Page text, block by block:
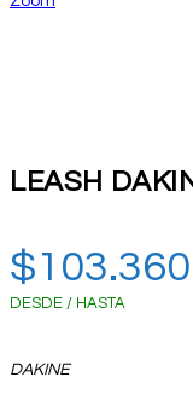
LEASH
$103.360
DESDE / HASTA
DAKINE